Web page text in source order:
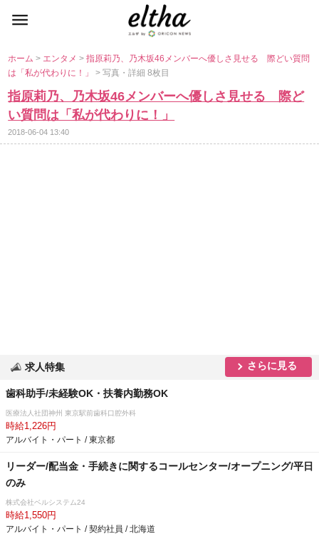
ホーム> エンタメ>指原莉乃、乃木坂46メンバーへ優しさ見せる 際どい質問
は「私が代わりに！」> 写真・詳細 8枚目
指原莉乃、乃木坂46メンバーへ優しさ見せる 際ど
い質問は「私が代わりに！」
2018-06-04 13:40
求人特集 さらに見る
歯科助手/未経験OK・扶養内勤務OK
医療法人社団神州 東京駅前歯科口腔外科
時給1,226円
アルバイト・パート / 東京都
リーダー/配当金・手続きに関するコールセンター/オープニング/平日
のみ
株式会社ベルシステム24
時給1,550円
アルバイト・パート / 契約社員 / 北海道